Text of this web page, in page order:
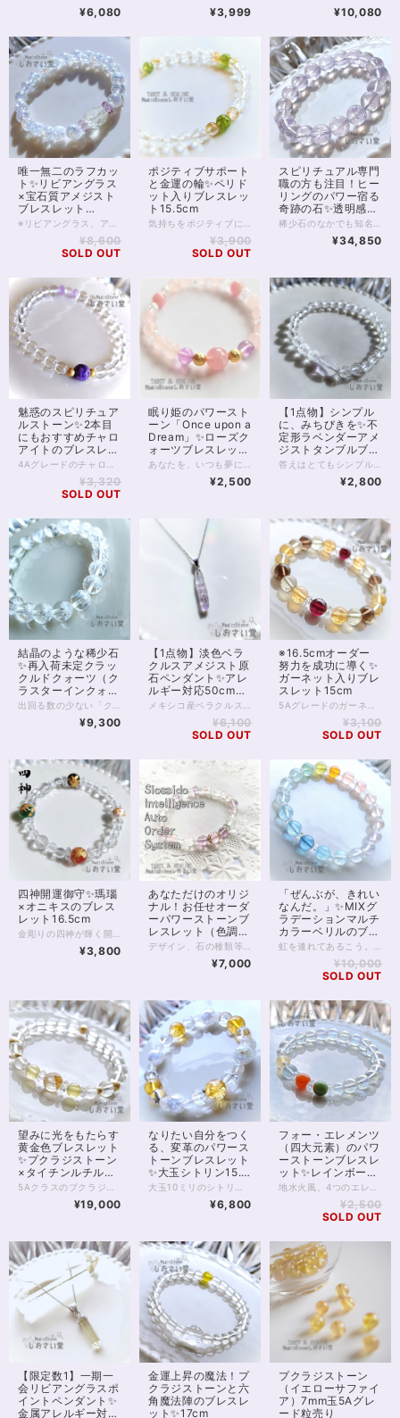
¥6,080 ¥3,999 ¥10,080
唯一無二のラフカッ
ト✨リビアングラス
×宝石質アメジスト
ブレスレット
16.5cm
¥8,600
SOLD OUT
ポジティブサポート
と金運の輪✨ペリド
ット入りブレスレッ
ト15.5cm
¥3,900
SOLD OUT
スピリチュアル専門
職の方も注目！ヒー
リングのパワー宿る
奇跡の石✨透明感抜
群4Aclassスコロラ
¥34,850
魅惑のスピリチュア
ルストーン✨2本目
にもおすすめチャロ
アイトのブレスレッ
ト16.5cm
¥3,320
SOLD OUT
眠り姫のパワースト
ーン「Once upon a
Dream」✨ローズク
ォーツブレスレット
16cm
¥2,500
【1点物】シンプル
に、みちびきを✨不
定形ラベンダーアメ
ジストタンブルブレ
スレット15cm
¥2,800
結晶のような稀少石
✨再入荷未定クラッ
クルドクォーツ（ク
ラスターインクォー
ツ）ブレスレット
¥9,300
【1点物】淡色ベラ
クルスアメジスト原
石ペンダント✨アレ
ルギー対応50cmチ
ェーン付
¥6,100
SOLD OUT
※16.5cmオーダー
努力を成功に導く✨
ガーネット入りブレ
スレット15cm
¥3,100
SOLD OUT
四神開運御守✨瑪瑙
×オニキスのブレス
レット16.5cm
¥3,800
あなただけのオリジ
ナル！お任せオーダ
ーパワーストーンブ
レスレット（色調選
択可）
¥7,000
「ぜんぶが、きれい
なんだ。」✨MIXグ
ラデーションマルチ
カラーベリルのブレ
スレット17cm
¥10,000
SOLD OUT
望みに光をもたらす
黄金色ブレスレット
✨プクラジストーン
×タイチンルチルク
オーツ17cm
¥19,000
なりたい自分をつく
る、変革のパワース
トーンブレスレット
✨大玉シトリン15.5
㎝
¥6,800
フォー・エレメンツ
（四大元素）のパワ
ーストーンブレスレ
ット✨レインボーオ
ーラ16cm
¥2,500
SOLD OUT
【限定数1】一期一
会リビアングラスポ
イントペンダント✨
金属アレルギー対応
金運上昇の魔法！プ
クラジストーンと六
角魔法陣のブレスレ
ット✨17cm
プクラジストーン
（イエローサファイ
ア）7mm玉5Aグレ
ード粒売り